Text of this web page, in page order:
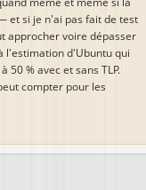
et si je n'ai pas fait de test
approcher voire dépasser
l'estimation d'Ubuntu qui
50 % avec et sans TLP.
compter pour les